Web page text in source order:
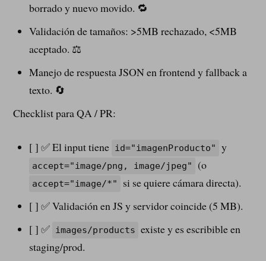
borrado y nuevo movido. 🔁
Validación de tamaños: >5MB rechazado, <5MB
aceptado. ⚖️
Manejo de respuesta JSON en frontend y fallback a
texto. 🔄
Checklist para QA / PR:
[ ] ✅ El input tiene id="imagenProducto" y
accept="image/png, image/jpeg" (o
accept="image/*"
si se quiere cámara directa).
[ ] ✅ Validación en JS y servidor coincide (5 MB).
[ ] ✅ images/products existe y es escribible en
staging/prod.